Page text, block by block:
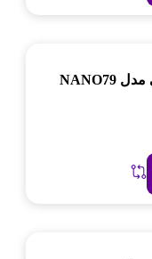
تلویزیون ال جی مدل NANO79